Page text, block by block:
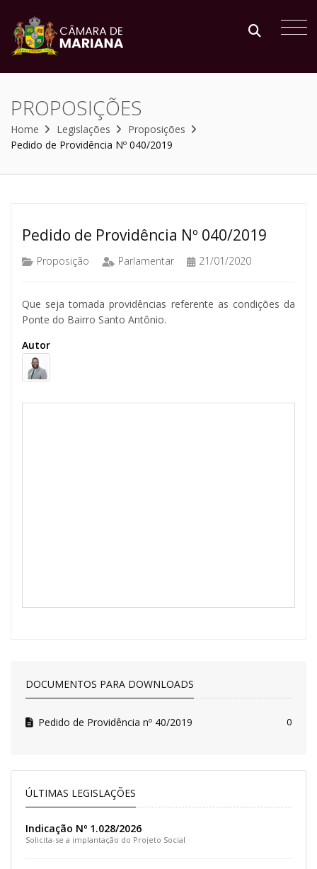
PROPOSIÇÕES
Home Legislações
Proposições
Pedido de Providência Nº 040/2019
Pedido de Providência Nº 040/2019
Proposição Parlamentar 21/01/2020
Que seja tomada providências referente as condições da
Ponte do Bairro Santo Antônio.
Autor
DOCUMENTOS PARA DOWNLOADS
Pedido de Providência nº 40/2019 0
ÚLTIMAS LEGISLAÇÕES
Indicação Nº 1.028/2026
Solicita-se a implantação do Projeto Social